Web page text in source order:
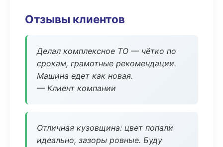
Отзывы клиентов
Делал комплексное ТО — чётко по
срокам, грамотные рекомендации.
Машина едет как новая.
— Клиент компании
Отличная кузовщина: цвет попали
идеально, зазоры ровные. Буду